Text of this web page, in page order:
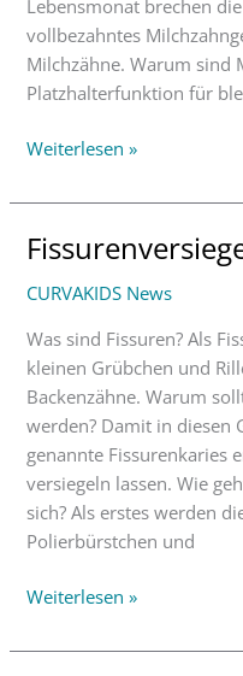
Lebensmonat brechen
vollbezahntes
Milchzähne. Warum sind
Platzhalterfunktion für
Weiterlesen »
CURVAKIDS News
Was sind Fissuren? Als
kleinen Grübchen und
Backenzähne. Warum
werden? Damit in diesen
genannte Fissurenkaries
versiegeln lassen. Wie
sich? Als erstes werden
Polierbürstchen und
Fissurenversiegelung
Weiterlesen »